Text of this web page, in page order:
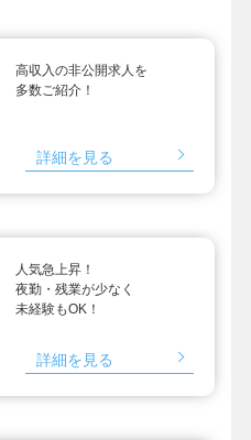
高収入の非公開求人を
多数ご紹介！
詳細を見る
人気急上昇！
夜勤・残業が少なく
未経験もOK！
詳細を見る